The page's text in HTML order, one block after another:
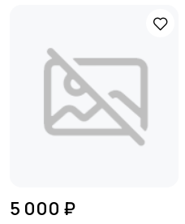
Добыча сырья,
энергетика
5 000 ₽